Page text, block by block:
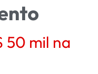
50 mil na